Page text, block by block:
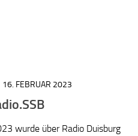
16. FEBRUAR 2023
wurde über Radio Duisburg